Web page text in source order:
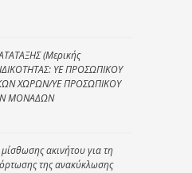
(Μερικής
ΥΕ ΠΡΟΣΩΠΙΚΟΥ
ΧΩΡΩΝ/ΥΕ ΠΡΟΣΩΠΙΚΟΥ
ΜΟΝΑΔΩΝ
ακινήτου για τη
της ανακύκλωσης